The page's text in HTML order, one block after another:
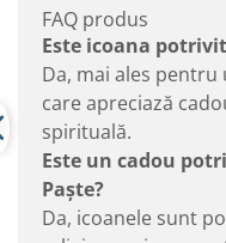
FAQ produs
Este icoana
Da, mai ales
care apreciază
spirituală.
Este un cadou
Paște?
Da, icoanele sunt